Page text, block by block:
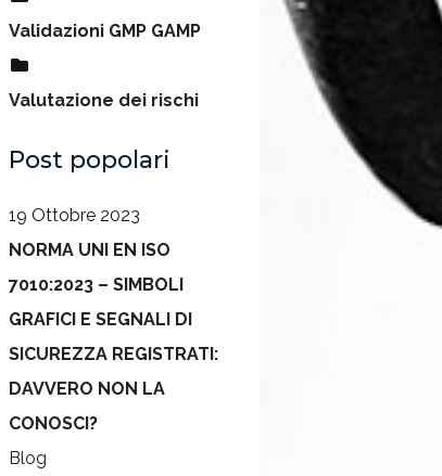
Validazioni GMP GAMP
Valutazione dei rischi
Post popolari
19 Ottobre 2023
NORMA UNI EN ISO
7010:2023 – SIMBOLI
GRAFICI E SEGNALI DI
SICUREZZA REGISTRATI:
DAVVERO NON LA
CONOSCI?
Blog